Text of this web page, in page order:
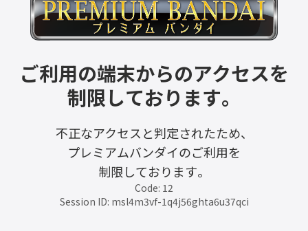
ご利用の端末からのアクセスを
制限しております。
不正なアクセスと判定されたため、
プレミアムバンダイのご利用を
制限しております。
Code: 12
Session ID: msl4m3vf-1q4j56ghta6u37qci